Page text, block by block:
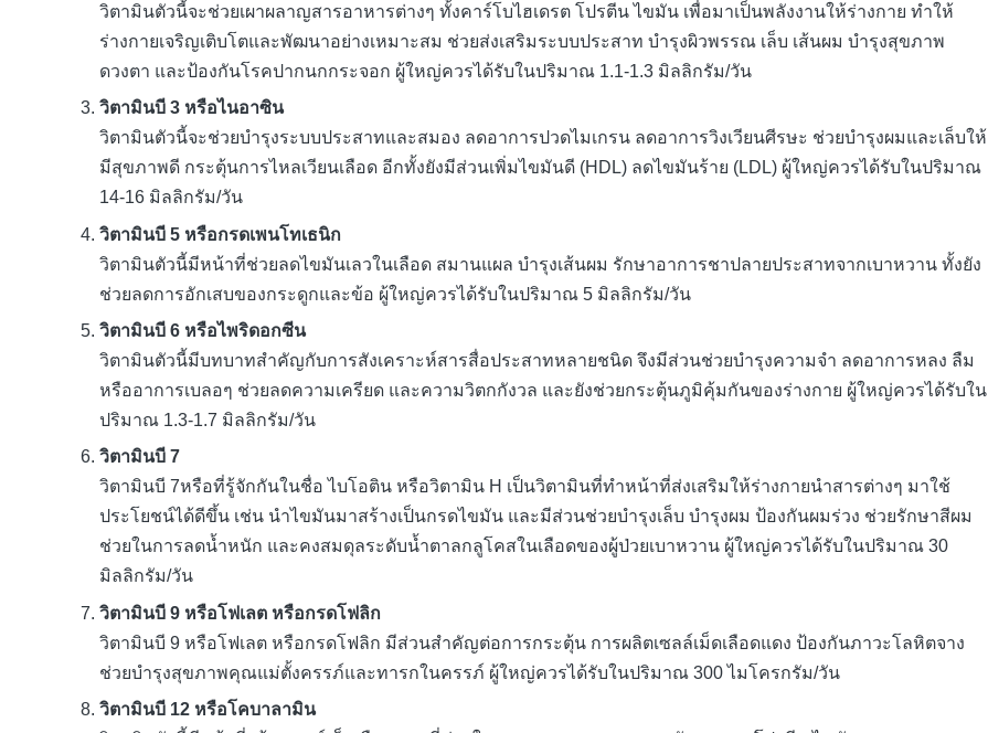
วิตามินตัวนี้จะช่วยเผาผลาญสารอาหารต่างๆ ทั้งคาร์โบไฮเดรต โปรตีน ไขมัน เพื่อมาเป็นพลังงานให้ร่างกาย ทำให้
ร่างกายเจริญเติบโตและพัฒนาอย่างเหมาะสม ช่วยส่งเสริมระบบประสาท บำรุงผิวพรรณ เล็บ เส้นผม บำรุงสุขภาพ
ดวงตา และป้องกันโรคปากนกกระจอก ผู้ใหญ่ควรได้รับในปริมาณ 1.1-1.3 มิลลิกรัม/วัน
วิตามินบี 3 หรือไนอาซิน
วิตามินตัวนี้จะช่วยบำรุงระบบประสาทและสมอง ลดอาการปวดไมเกรน ลดอาการวิงเวียนศีรษะ ช่วยบำรุงผมและเล็บให้
มีสุขภาพดี กระตุ้นการไหลเวียนเลือด อีกทั้งยังมีส่วนเพิ่มไขมันดี (HDL) ลดไขมันร้าย (LDL) ผู้ใหญ่ควรได้รับในปริมาณ
14-16 มิลลิกรัม/วัน
วิตามินบี 5 หรือกรดเพนโทเธนิก
วิตามินตัวนี้มีหน้าที่ช่วยลดไขมันเลวในเลือด สมานแผล บำรุงเส้นผม รักษาอาการชาปลายประสาทจากเบาหวาน ทั้งยัง
ช่วยลดการอักเสบของกระดูกและข้อ ผู้ใหญ่ควรได้รับในปริมาณ 5 มิลลิกรัม/วัน
วิตามินบี 6 หรือไพริดอกซีน
วิตามินตัวนี้มีบทบาทสำคัญกับการสังเคราะห์สารสื่อประสาทหลายชนิด จึงมีส่วนช่วยบำรุงความจำ ลดอาการหลง ลืม
หรืออาการเบลอๆ ช่วยลดความเครียด และความวิตกกังวล และยังช่วยกระตุ้นภูมิคุ้มกันของร่างกาย ผู้ใหญ่ควรได้รับใน
ปริมาณ 1.3-1.7 มิลลิกรัม/วัน
วิตามินบี 7
วิตามินบี 7หรือที่รู้จักกันในชื่อ ไบโอติน หรือวิตามิน H เป็นวิตามินที่ทำหน้าที่ส่งเสริมให้ร่างกายนำสารต่างๆ มาใช้
ประโยชน์ได้ดีขึ้น เช่น นำไขมันมาสร้างเป็นกรดไขมัน และมีส่วนช่วยบำรุงเล็บ บำรุงผม ป้องกันผมร่วง ช่วยรักษาสีผม
ช่วยในการลดน้ำหนัก และคงสมดุลระดับน้ำตาลกลูโคสในเลือดของผู้ป่วยเบาหวาน ผู้ใหญ่ควรได้รับในปริมาณ 30
มิลลิกรัม/วัน
วิตามินบี 9 หรือโฟเลต หรือกรดโฟลิก
วิตามินบี 9 หรือโฟเลต หรือกรดโฟลิก มีส่วนสำคัญต่อการกระตุ้น การผลิตเซลล์เม็ดเลือดแดง ป้องกันภาวะโลหิตจาง
ช่วยบำรุงสุขภาพคุณแม่ตั้งครรภ์และทารกในครรภ์ ผู้ใหญ่ควรได้รับในปริมาณ 300 ไมโครกรัม/วัน
วิตามินบี 12 หรือโคบาลามิน